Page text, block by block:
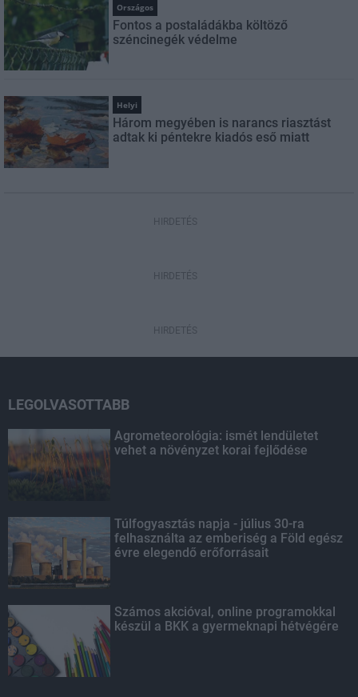
Országos
Fontos a postaládákba költöző
széncinegék védelme
Helyi
Három megyében is narancs riasztást
adtak ki péntekre kiadós eső miatt
HIRDETÉS
HIRDETÉS
HIRDETÉS
LEGOLVASOTTABB
Agrometeorológia: ismét lendületet
vehet a növényzet korai fejlődése
Túlfogyasztás napja - július 30-ra
felhasználta az emberiség a Föld egész
évre elegendő erőforrásait
Számos akcióval, online programokkal
készül a BKK a gyermeknapi hétvégére